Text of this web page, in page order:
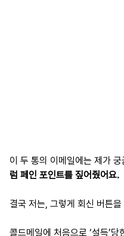
이 두 통의 이메일에는 제가
럼 페인 포인트를 짚어줬어요.
결국 저는, 그렇게 회신 버튼
콜드메일에 처음으로 ‘설득’